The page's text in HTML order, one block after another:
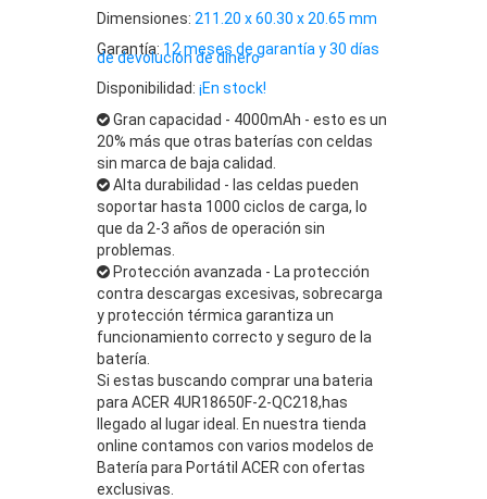
Dimensiones: 211.20 x 60.30 x 20.65 mm
Garantía: 12 meses de garantía y 30 días
de devolución de dinero
Disponibilidad: ¡En stock!
Gran capacidad - 4000mAh - esto es un
20% más que otras baterías con celdas
sin marca de baja calidad.
Alta durabilidad - las celdas pueden
soportar hasta 1000 ciclos de carga, lo
que da 2-3 años de operación sin
problemas.
Protección avanzada - La protección
contra descargas excesivas, sobrecarga
y protección térmica garantiza un
funcionamiento correcto y seguro de la
batería.
Si estas buscando comprar una bateria
para ACER 4UR18650F-2-QC218,has
llegado al lugar ideal. En nuestra tienda
online contamos con varios modelos de
Batería para Portátil ACER con ofertas
exclusivas.